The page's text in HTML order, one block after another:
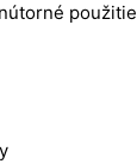
použitie